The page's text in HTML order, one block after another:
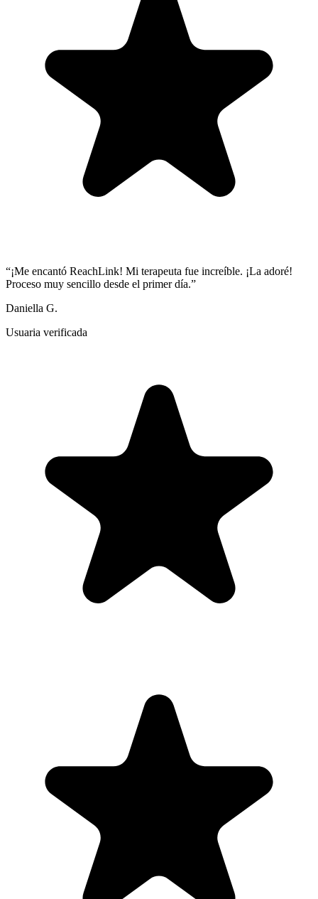
“¡Me encantó ReachLink! Mi terapeuta fue increíble. ¡La adoré!
Proceso muy sencillo desde el primer día.”
Daniella G.
Usuaria verificada